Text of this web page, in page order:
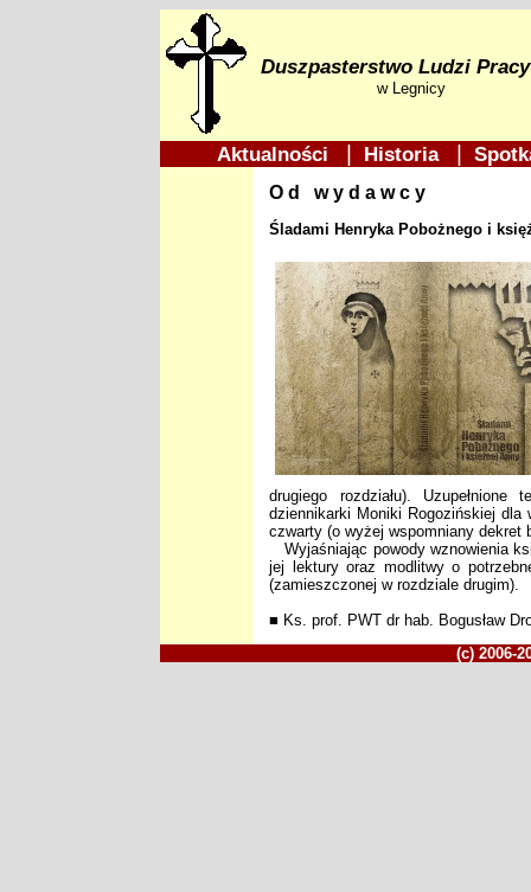
Duszpasterstwo Ludzi
w Legnicy
Aktualności Historia
Od wydawcy
Śladami Henryka Pobożnego i
drugiego rozdziału).
dziennikarki Moniki Rogozińskiej dla
czwarty (o wyżej wspomniany dekret
Wyjaśniając powody wznowienia
jej lektury oraz modlitwy o
(zamieszczonej w rozdziale drugim).
■ Ks. prof. PWT dr hab. Bogusław
(c) 2006-